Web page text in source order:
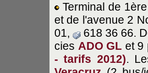
Terminal de
et de l'avenue 2
01,
618 36 66.
cies ADO GL et 9
- tarifs 2012).